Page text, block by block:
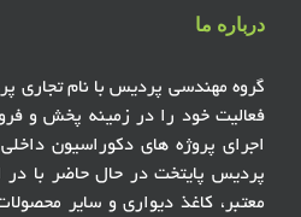
درباره ما
فعالیت خود را در زمینه پخش و
اجرای پروژه های دکوراسیون
پردیس پایتخت در حال حاضر با در
معتبر، کاغذ دیواری و سایر